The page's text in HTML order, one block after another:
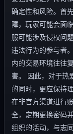
确定性和风险。首
障，玩家可能会面
服可能涉及侵权问
违法行为的参与者
内的交易环境往往
害。 因此，对于热
的同时，更应保持
在非官方渠道进行
全，定期更换密码
组织的活动，与志